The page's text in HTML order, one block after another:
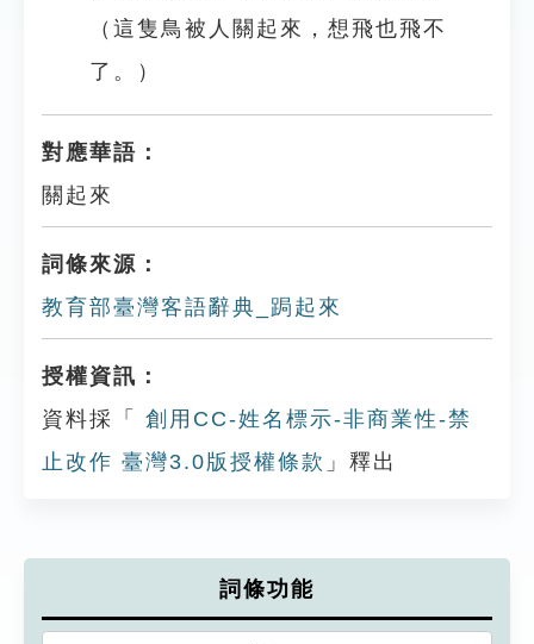
（這隻鳥被人關起來，想飛也飛不
了。）
對應華語：
關起來
詞條來源：
教育部臺灣客語辭典_跼起來
授權資訊：
資料採「
創用CC-姓名標示-非商業性-禁
止改作 臺灣3.0版授權條款 」釋出
詞條功能